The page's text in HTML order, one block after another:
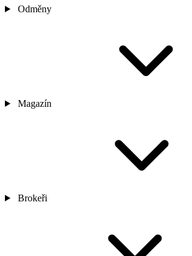
Odměny
Magazín
Brokeři